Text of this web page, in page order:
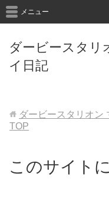
ダービースタリ
イ日記
メニュー
ダービースタリオン
TOP
このサイト